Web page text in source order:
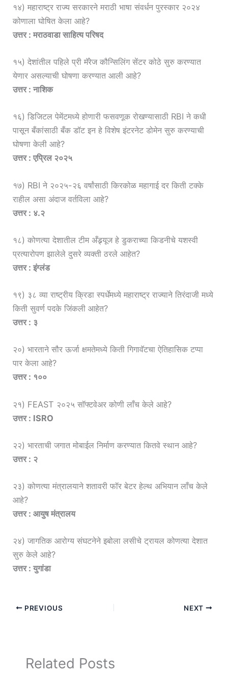
१४) महाराष्ट्र राज्य सरकारने मराठी भाषा संवर्धन पुरस्कार २०२४
कोणाला घोषित केला आहे?
उत्तर : मराठवाडा साहित्य परिषद
१५) देशांतील पहिले प्री मॅरेज कौन्सिलिंग सेंटर कोठे सुरु करण्यात
येणार असल्याची घोषणा करण्यात आली आहे?
उत्तर : नाशिक
१६) डिजिटल पेमेंटमध्ये होणारी फसवणूक रोखण्यासाठी RBI ने कधी
पासून बँकांसाठी बँक डॉट इन हे विशेष इंटरनेट डोमेन सुरु करण्याची
घोषणा केली आहे?
उत्तर : एप्रिल २०२५
१७) RBI ने २०२५-२६ वर्षांसाठी किरकोळ महागाई दर किती टक्के
राहील असा अंदाज वर्तविला आहे?
उत्तर : ४.२
१८) कोणत्या देशातील टीम अँड्र्यूज हे डुकराच्या किडनीचे यशस्वी
प्रत्यारोपण झालेले दुसरे व्यक्ती ठरले आहेत?
उत्तर : इंग्लंड
१९) ३८ व्या राष्ट्रीय क्रिडा स्पर्धेमध्ये महाराष्ट्र राज्याने तिरंदाजी मध्ये
किती सुवर्ण पदके जिंकली आहेत?
उत्तर : ३
२०) भारताने सौर ऊर्जा क्षमतेमध्ये किती गिगावॅटचा ऐतिहासिक टप्पा
पार केला आहे?
उत्तर : १००
२१) FEAST २०२५ सॉफ्टवेअर कोणी लाँच केले आहे?
उत्तर : ISRO
२२) भारताची जगात मोबाईल निर्माण करण्यात कितवे स्थान आहे?
उत्तर : २
२३) कोणत्या मंत्रालयाने शतावरी फॉर बेटर हेल्थ अभियान लाँच केले
आहे?
उत्तर : आयुष मंत्रालय
२४) जागतिक आरोग्य संघटनेने इबोला लसीचे ट्रायल कोणत्या देशात
सुरु केले आहे?
उत्तर : युगांडा
PREVIOUS NEXT
Related Posts